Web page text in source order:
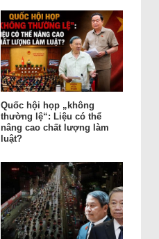
Quốc hội họp „không
thường lệ“: Liệu có thể
nâng cao chất lượng làm
luật?